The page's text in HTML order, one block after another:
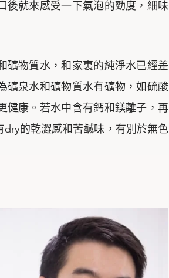
後就來感受一下氣泡的勁度，細味
礦物質水，和家裏的純淨水已經差
礦泉水和礦物質水有礦物，如硫酸
健康。若水中含有鈣和鎂離子，再
的乾澀感和苦鹹味，有別於無色